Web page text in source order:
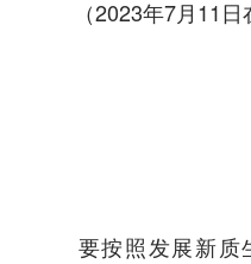
（2023年7月11
要按照发展新质